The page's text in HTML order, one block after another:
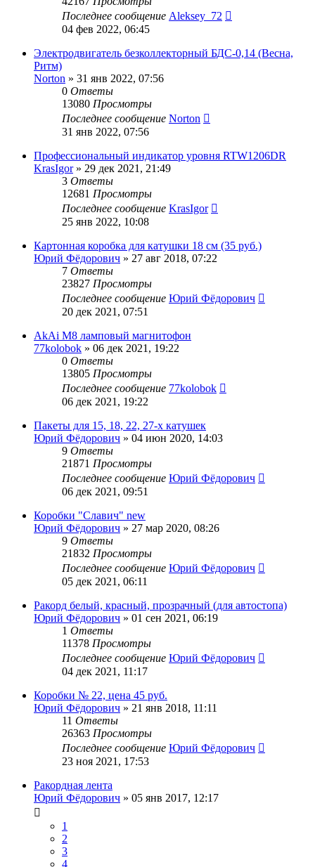
Последнее сообщение Aleksey_72
04 фев 2022, 06:45
Электродвигатель безколлекторный БДС-0,14 (Весна,
Ритм)
Norton » 31 янв 2022, 07:56
0 Ответы
13080 Просмотры
Последнее сообщение Norton
31 янв 2022, 07:56
Профессиональный индикатор уровня RTW1206DR
KrasIgor» 29 дек 2021, 21:49
3 Ответы
12681 Просмотры
Последнее сообщение KrasIgor
25 янв 2022, 10:08
Картонная коробка для катушки 18 см (35 руб.)
Юрий Фёдорович » 27 авг 2018, 07:22
7 Ответы
23827 Просмотры
Последнее сообщение Юрий Фёдорович
20 дек 2021, 07:51
AkAi M8 ламповый магнитофон
77kolobok » 06 дек 2021, 19:22
0 Ответы
13805 Просмотры
Последнее сообщение 77kolobok
06 дек 2021, 19:22
Пакеты для 15, 18, 22, 27-х катушек
Юрий Фёдорович » 04 июн 2020, 14:03
9 Ответы
21871 Просмотры
Последнее сообщение Юрий Фёдорович
06 дек 2021, 09:51
Коробки "Славич" new
Юрий Фёдорович » 27 мар 2020, 08:26
9 Ответы
21832 Просмотры
Последнее сообщение Юрий Фёдорович
05 дек 2021, 06:11
Ракорд белый, красный, прозрачный (для автостопа)
Юрий Фёдорович » 01 сен 2021, 06:19
1 Ответы
11378 Просмотры
Последнее сообщение Юрий Фёдорович
04 дек 2021, 11:17
Коробки № 22, цена 45 руб.
Юрий Фёдорович » 21 янв 2018, 11:11
11 Ответы
26363 Просмотры
Последнее сообщение Юрий Фёдорович
23 ноя 2021, 17:53
Ракордная лента
Юрий Фёдорович » 05 янв 2017, 12:17
1
2
3
4